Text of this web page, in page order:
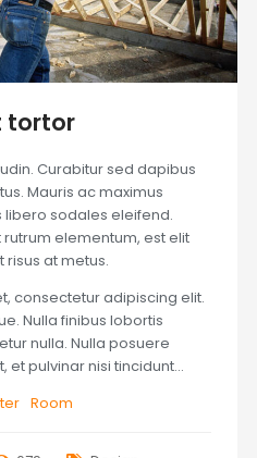
tortor
Curabitur sed dapibus
Mauris ac maximus
libero sodales eleifend.
elementum, est elit
risus at metus.
consectetur adipiscing elit.
Nulla finibus lobortis
nulla. Nulla posuere
et pulvinar nisi tincidunt…
Room